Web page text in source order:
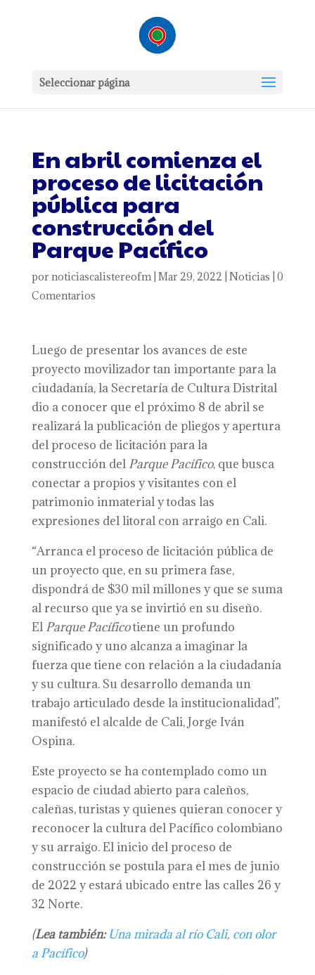
Seleccionar página
En abril comienza el
proceso de licitación
pública para
construcción del
Parque Pacífico
por noticiascalistereofm| Mar 29, 2022 Noticias 0
Comentarios
Luego de presentar los avances de este
proyecto movilizador tan importante para la
ciudadanía, la Secretaría de Cultura Distrital
dio a conocer que el próximo 8 de abril se
realizará la publicación de pliegos y apertura
del proceso de licitación para la
construcción del Parque Pacífico, que busca
conectar a propios y visitantes con el
patrimonio inmaterial y todas las
expresiones del litoral con arraigo en Cali.
“Arranca el proceso de licitación pública de
un proyecto que, en su primera fase,
dispondrá de $30 mil millones y que se suma
al recurso que ya se invirtió en su diseño.
El Parque Pacíficotiene un profundo
significado y uno alcanza a imaginar la
fuerza que tiene con relación a la ciudadanía
y su cultura. Su desarrollo demanda un
trabajo articulado desde la institucionalidad”,
manifestó el alcalde de Cali, Jorge Iván
Ospina.
Este proyecto se ha contemplado como un
espacio de ciudad abierto para caleños,
caleñas, turistas y quienes quieran conocer y
reconocer la cultura del Pacífico colombiano
y su arraigo. El inicio del proceso de
construcción se postula para el mes de junio
de 2022 y estará ubicado entre las calles 26 y
32 Norte.
(Lea también:Una mirada al río Cali, con olor
a Pacífico)